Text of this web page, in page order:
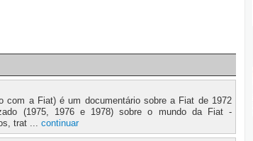
com a Fiat) é um documentário sobre a Fiat de 1972
(1975, 1976 e 1978) sobre o mundo da Fiat -
trat ... continuar